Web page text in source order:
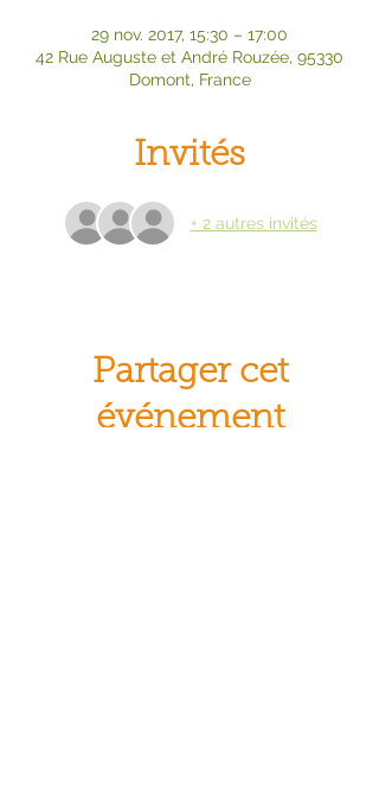
29 nov. 2017, 15:30 – 17:00
42 Rue Auguste et André Rouzée, 95330
Domont, France
Invités
+ 2 autres invités
Partager cet
événement